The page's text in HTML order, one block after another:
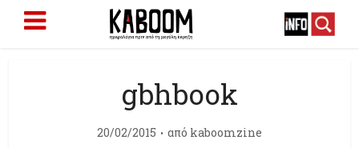
gbhbook
20/02/2015 από kaboomzine